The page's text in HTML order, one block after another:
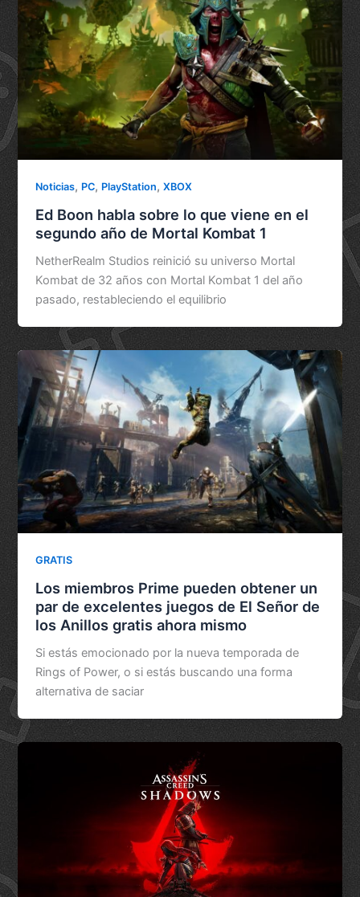
Noticias, PC, PlayStation,XBOX
Ed Boon habla sobre lo que viene en el
segundo año de Mortal Kombat 1
NetherRealm Studios reinició su universo Mortal
Kombat de 32 años con Mortal Kombat 1 del año
pasado, restableciendo el equilibrio
GRATIS
Los miembros Prime pueden obtener un
par de excelentes juegos de El Señor de
los Anillos gratis ahora mismo
Si estás emocionado por la nueva temporada de
Rings of Power, o si estás buscando una forma
alternativa de saciar